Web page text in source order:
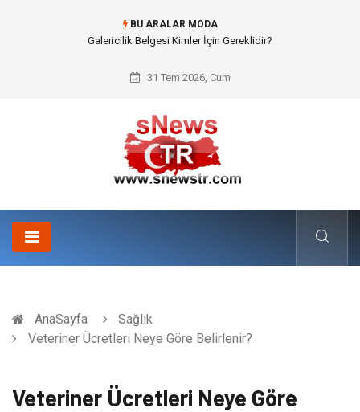
BU ARALAR MODA
Doküman Yönetimi ile Kurumsal Hafızanın Dijitalleşmesi
31 Tem 2026, Cum
AnaSayfa
Sağlık
Veteriner Ücretleri Neye Göre Belirlenir?
Veteriner Ücretleri Neye Göre